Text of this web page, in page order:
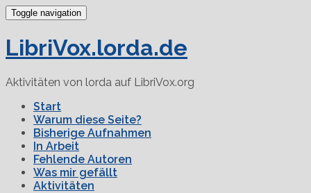
Toggle navigation
LibriVox.lorda.de
Aktivitäten von lorda auf LibriVox.org
Start
Warum diese Seite?
Bisherige Aufnahmen
In Arbeit
Fehlende Autoren
Was mir gefällt
Aktivitäten